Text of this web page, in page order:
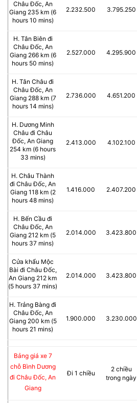
Châu Đốc, An
Giang 235 km (6
hours 10 mins)
2.232.500 3.795.250
H. Tân Biên đi
Châu Đốc, An
Giang 266 km (6
hours 50 mins)
2.527.000 4.295.900
H. Tân Châu đi
Châu Đốc, An
Giang 288 km (7
hours 14 mins)
2.736.000 4.651.200
H. Dương Minh
Châu đi Châu
Đốc, An Giang
254 km (6 hours
33 mins)
2.413.000 4.102.100
H. Châu Thành
đi Châu Đốc, An
Giang 118 km (2
hours 48 mins)
1.416.000 2.407.200
H. Bến Cầu đi
Châu Đốc, An
Giang 212 km (5
hours 37 mins)
2.014.000 3.423.800
Cửa khẩu Mộc
Bài đi Châu Đốc,
An Giang 212 km
(5 hours 37 mins)
2.014.000 3.423.800
H. Trảng Bàng đi
Châu Đốc, An
Giang 200 km (5
hours 21 mins)
1.900.000 3.230.000
Bảng giá xe 7
chỗ Bình Dương
đi Châu Đốc, An
Giang
Đi 1 chiều
2 chiều
trong ngày